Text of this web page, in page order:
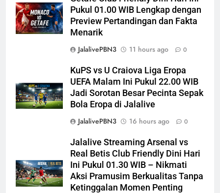
Pukul 01.00 WIB Lengkap dengan
Preview Pertandingan dan Fakta
Menarik
JalalivePBN3
11 hours ago 0
KuPS vs U Craiova Liga Eropa
UEFA Malam Ini Pukul 22.00 WIB
Jadi Sorotan Besar Pecinta Sepak
Bola Eropa di Jalalive
JalalivePBN3
16 hours ago 0
Jalalive Streaming Arsenal vs
Real Betis Club Friendly Dini Hari
Ini Pukul 01.30 WIB – Nikmati
Aksi Pramusim Berkualitas Tanpa
Ketinggalan Momen Penting